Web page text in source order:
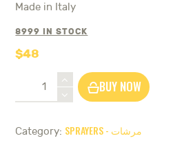
Made in Italy
8999 IN STOCK
$48
Epoca
مرشة
BUY NOW
Category: SPRAYERS - مرشات